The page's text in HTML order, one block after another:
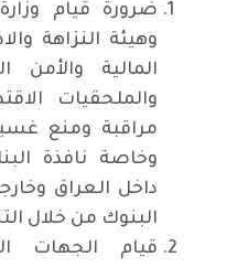
ضرورة قيام
وهيئة النزاهة
المالية والأمن
والملحقيات
مراقبة ومنع
وخاصة نافذة
داخل العراق
البنوك من خلال
قيام الجهات